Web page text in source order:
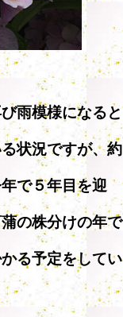
雨模様になると
状況ですが、約
で５年目を迎
の株分けの年で
る予定をしてい